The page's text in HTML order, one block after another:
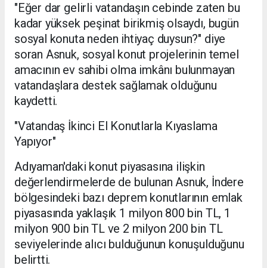
"Eğer dar gelirli vatandaşın cebinde zaten bu
kadar yüksek peşinat birikmiş olsaydı, bugün
sosyal konuta neden ihtiyaç duysun?" diye
soran Asnuk, sosyal konut projelerinin temel
amacının ev sahibi olma imkânı bulunmayan
vatandaşlara destek sağlamak olduğunu
kaydetti.
"Vatandaş İkinci El Konutlarla Kıyaslama
Yapıyor"
Adıyaman'daki konut piyasasına ilişkin
değerlendirmelerde de bulunan Asnuk, İndere
bölgesindeki bazı deprem konutlarının emlak
piyasasında yaklaşık 1 milyon 800 bin TL, 1
milyon 900 bin TL ve 2 milyon 200 bin TL
seviyelerinde alıcı bulduğunun konuşulduğunu
belirtti.